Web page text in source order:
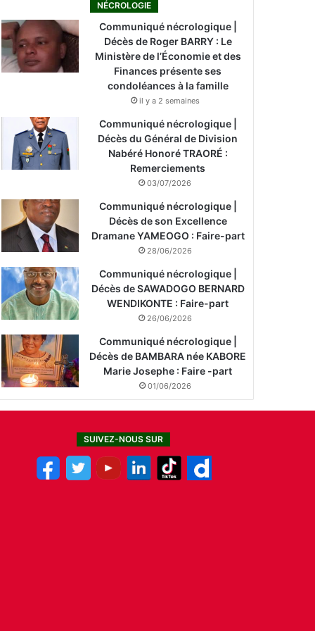
NÉCROLOGIE
Communiqué nécrologique |
Décès de Roger BARRY : Le
Ministère de l’Économie et des
Finances présente ses
condoléances à la famille
il y a 2 semaines
Communiqué nécrologique |
Décès du Général de Division
Nabéré Honoré TRAORÉ :
Remerciements
03/07/2026
Communiqué nécrologique |
Décès de son Excellence
Dramane YAMEOGO : Faire-part
28/06/2026
Communiqué nécrologique |
Décès de SAWADOGO BERNARD
WENDIKONTE : Faire-part
26/06/2026
Communiqué nécrologique |
Décès de BAMBARA née KABORE
Marie Josephe : Faire -part
01/06/2026
SUIVEZ-NOUS SUR